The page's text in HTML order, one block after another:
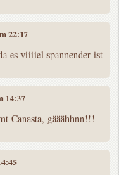
22:17
es viiiiel spannender ist
14:37
Canasta, gääähhnn!!!